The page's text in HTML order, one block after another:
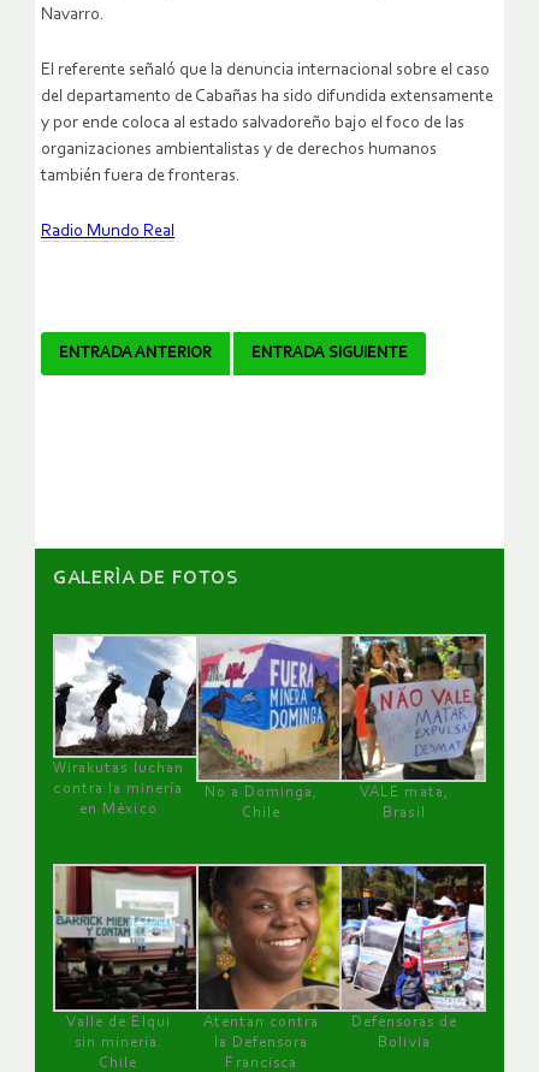
Navarro.
El referente señaló que la denuncia internacional sobre el caso
del departamento de Cabañas ha sido difundida extensamente
y por ende coloca al estado salvadoreño bajo el foco de las
organizaciones ambientalistas y de derechos humanos
también fuera de fronteras.
Radio Mundo Real
Navegador
ENTRADA ANTERIOR ENTRADA SIGUIENTE
GALERÌA DE FOTOS
Wirakutas luchan
contra la minería
en México
No a Dominga,
Chile
VALE mata,
Brasil
Valle de Elqui
sin minería.
Chile
Atentan contra
la Defensora
Francisca
Defensoras de
Bolivia